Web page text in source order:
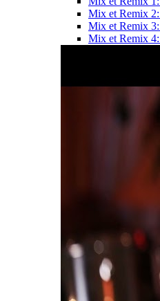
Mix et Remix
Mix et Remix 3:
Mix et Remix